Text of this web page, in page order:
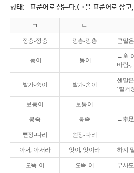
형태를 표준어로 삼는다.(ㄱ을 표준어로 삼고
ㄱ ㄴ
깡충-깡충 깡총-깡총 큰말
-둥이 -동이
←童-
바람-,
발가-숭이 발가-송이
센말
‘벌거
보퉁이 보통이
봉죽 봉족 ←奉足
뻗정-다리 뻗장-다리
아서, 아서라 앗아, 앗아라 하지
오뚝-이 오똑-이 부사